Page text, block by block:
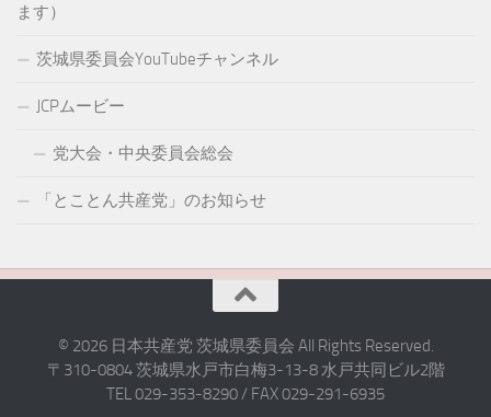
ます）
茨城県委員会YouTubeチャンネル
JCPムービー
党大会・中央委員会総会
「とことん共産党」のお知らせ
© 2026 日本共産党 茨城県委員会 All Rights Reserved.
〒310-0804 茨城県水戸市白梅3-13-8 水戸共同ビル2階
TEL 029-353-8290 / FAX 029-291-6935